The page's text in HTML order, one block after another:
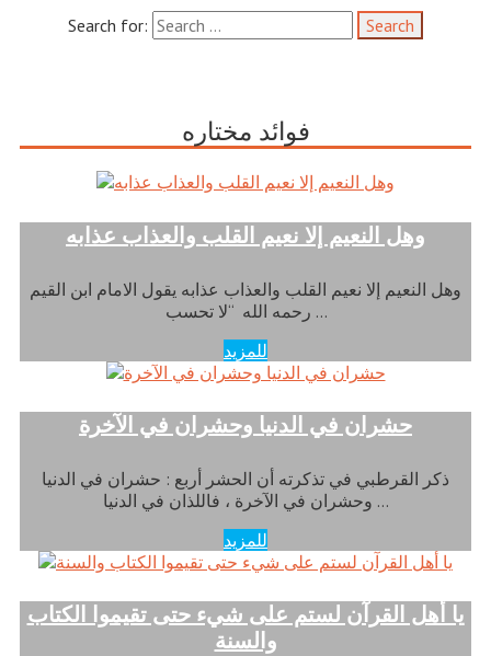
Search for:
فوائد مختاره
وهل النعيم إلا نعيم القلب والعذاب عذابه
وهل النعيم إلا نعيم القلب والعذاب عذابه يقول الامام ابن القيم
رحمه الله “لا تحسب …
للمزيد
حشران في الدنيا وحشران في الآخرة
ذكر القرطبي في تذكرته أن الحشر أربع : حشران في الدنيا
وحشران في الآخرة ، فاللذان في الدنيا …
للمزيد
يا أهل القرآن لستم على شيء حتى تقيموا الكتاب
والسنة